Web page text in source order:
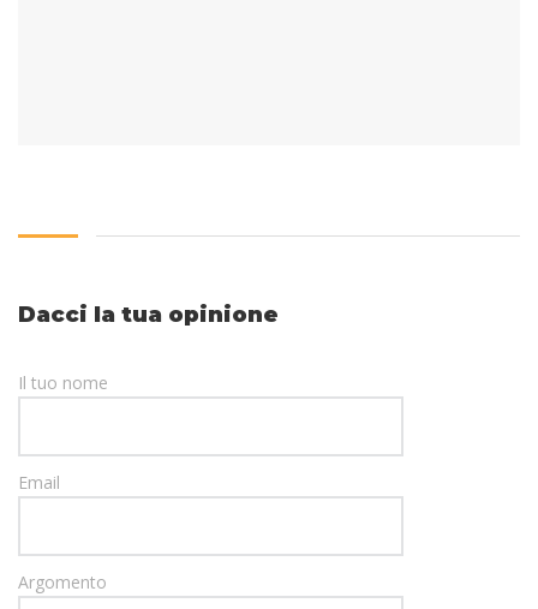
Dacci la tua opinione
Il tuo nome
Email
Argomento